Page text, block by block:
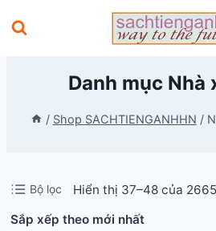
to
Danh mục Nhà
/ Shop SACHTIENGANHHN /
Bộ lọc Hiển thị 37–48 của